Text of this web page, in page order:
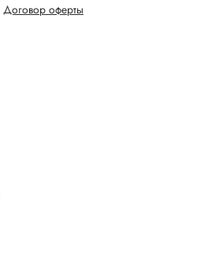
Договор оферты